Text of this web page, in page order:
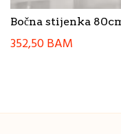
Bočna stijenka
352,50BAM